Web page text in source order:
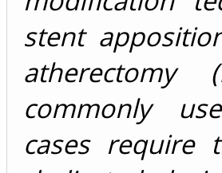
stent
commonly
cases require